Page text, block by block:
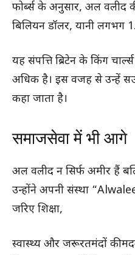
फोर्ब्स के अनुसार, अल वलीद
बिलियन डॉलर, यानी लगभग
यह संपत्ति ब्रिटेन के किंग
अधिक है। इस वजह से उन्हें
कहा जाता है।
समाजसेवा में भी आगे
अल वलीद न सिर्फ अमीर हैं
उन्होंने अपनी संस्था
जरिए शिक्षा,
स्वास्थ्य और जरूरतमंदों की